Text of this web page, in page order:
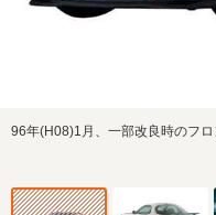
96年(H08)1月、一部改良時のフ